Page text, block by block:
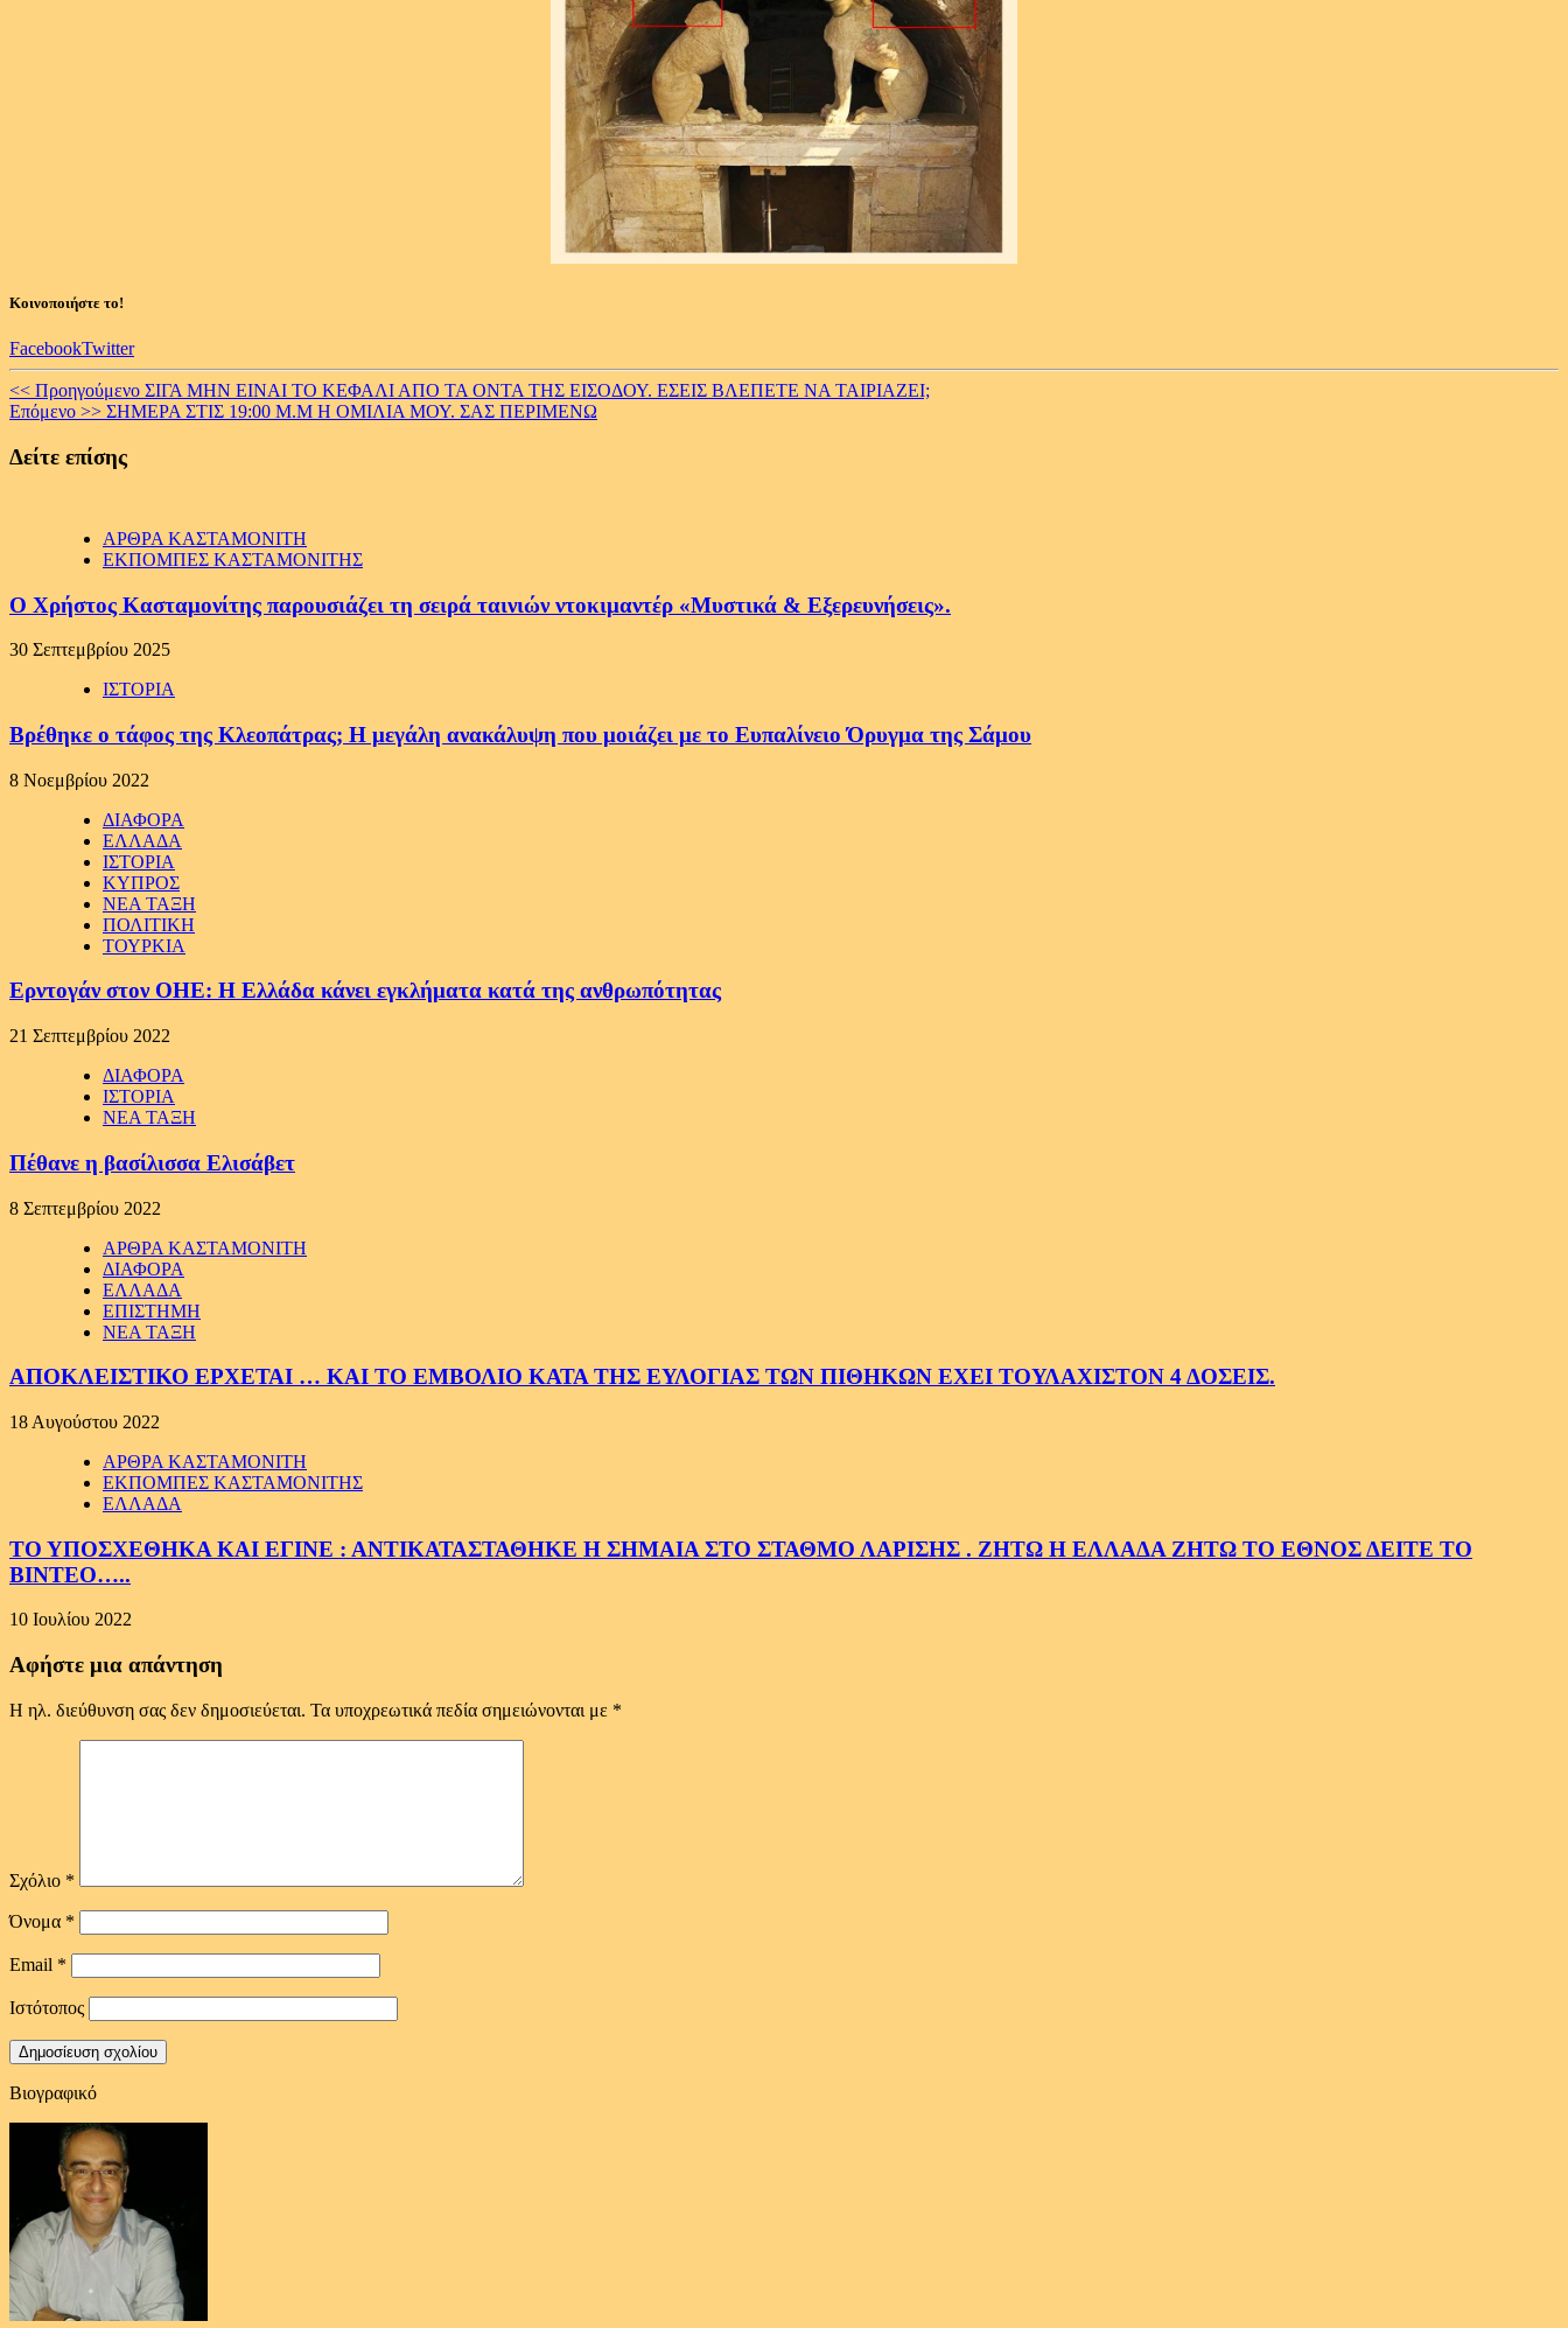
Κοινοποιήστε το!
FacebookTwitter
Continue
Reading
<< Προηγούμενο ΣΙΓΑ ΜΗΝ ΕΙΝΑΙ ΤΟ ΚΕΦΑΛΙ ΑΠΟ ΤΑ ΟΝΤΑ ΤΗΣ ΕΙΣΟΔΟΥ. ΕΣΕΙΣ ΒΛΕΠΕΤΕ ΝΑ ΤΑΙΡΙΑΖΕΙ;
Επόμενο >> ΣΗΜΕΡΑ ΣΤΙΣ 19:00 Μ.Μ Η ΟΜΙΛΙΑ ΜΟΥ. ΣΑΣ ΠΕΡΙΜΕΝΩ
Δείτε επίσης
ΑΡΘΡΑ ΚΑΣΤΑΜΟΝΙΤΗ
ΕΚΠΟΜΠΕΣ ΚΑΣΤΑΜΟΝΙΤΗΣ
Ο Χρήστος Κασταμονίτης παρουσιάζει τη σειρά ταινιών ντοκιμαντέρ «Μυστικά & Εξερευνήσεις».
30 Σεπτεμβρίου 2025
ΙΣΤΟΡΙΑ
Βρέθηκε ο τάφος της Κλεοπάτρας; H μεγάλη ανακάλυψη που μοιάζει με το Ευπαλίνειο Όρυγμα της Σάμου
8 Νοεμβρίου 2022
ΔΙΑΦΟΡΑ
ΕΛΛΑΔΑ
ΙΣΤΟΡΙΑ
ΚΥΠΡΟΣ
ΝΕΑ ΤΑΞΗ
ΠΟΛΙΤΙΚΗ
ΤΟΥΡΚΙΑ
Ερντογάν στον ΟΗΕ: Η Ελλάδα κάνει εγκλήματα κατά της ανθρωπότητας
21 Σεπτεμβρίου 2022
ΔΙΑΦΟΡΑ
ΙΣΤΟΡΙΑ
ΝΕΑ ΤΑΞΗ
Πέθανε η βασίλισσα Ελισάβετ
8 Σεπτεμβρίου 2022
ΑΡΘΡΑ ΚΑΣΤΑΜΟΝΙΤΗ
ΔΙΑΦΟΡΑ
ΕΛΛΑΔΑ
ΕΠΙΣΤΗΜΗ
ΝΕΑ ΤΑΞΗ
ΑΠΟΚΛΕΙΣΤΙΚΟ ΕΡΧΕΤΑΙ … ΚΑΙ ΤΟ ΕΜΒΟΛΙΟ ΚΑΤΑ ΤΗΣ ΕΥΛΟΓΙΑΣ ΤΩΝ ΠΙΘΗΚΩΝ ΕΧΕΙ ΤΟΥΛΑΧΙΣΤΟΝ 4 ΔΟΣΕΙΣ.
18 Αυγούστου 2022
ΑΡΘΡΑ ΚΑΣΤΑΜΟΝΙΤΗ
ΕΚΠΟΜΠΕΣ ΚΑΣΤΑΜΟΝΙΤΗΣ
ΕΛΛΑΔΑ
ΤΟ ΥΠΟΣΧΕΘΗΚΑ ΚΑΙ ΕΓΙΝΕ : ΑΝΤΙΚΑΤΑΣΤΑΘΗΚΕ Η ΣΗΜΑΙΑ ΣΤΟ ΣΤΑΘΜΟ ΛΑΡΙΣΗΣ . ΖΗΤΩ Η ΕΛΛΑΔΑ ΖΗΤΩ ΤΟ ΕΘΝΟΣ ΔΕΙΤΕ ΤΟ
ΒΙΝΤΕΟ…..
10 Ιουλίου 2022
Αφήστε μια απάντηση
Η ηλ. διεύθυνση σας δεν δημοσιεύεται. Τα υποχρεωτικά πεδία σημειώνονται με *
Σχόλιο *
Όνομα *
Email *
Ιστότοπος
Βιογραφικό